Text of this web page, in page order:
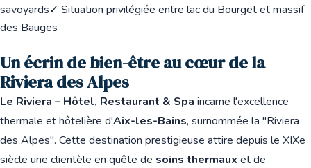
savoyards✓ Situation privilégiée entre lac du Bourget et massif
des Bauges
Un écrin de bien-être au cœur de la
Riviera des Alpes
Le Riviera – Hôtel, Restaurant & Spa incarne l'excellence
thermale et hôtelière d'Aix-les-Bains, surnommée la "Riviera
des Alpes". Cette destination prestigieuse attire depuis le XIXe
siècle une clientèle en quête de soins thermaux et de